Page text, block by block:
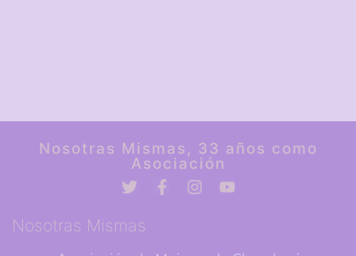
Nosotras Mismas, 33 años como
Asociación
Nosotras Mismas